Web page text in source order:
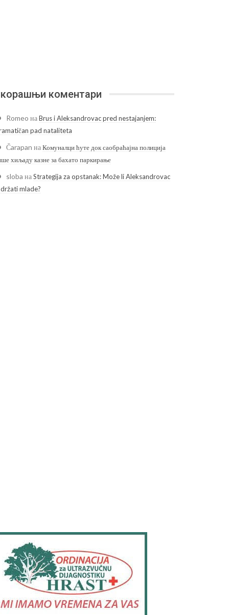
коментари
Romeo наBrus i Aleksandrovac pred nestajanjem:
pad nataliteta
Čarapan наКомуналци ћуте док саобраћајна полиција
хиљаду казне за бахато паркирање
sloba наStrategija za opstanak: Može li Aleksandrovac
mlade?